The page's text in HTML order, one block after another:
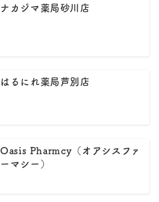
ナカジマ薬局砂川店
はるにれ薬局芦別店
Oasis Pharmcy（オアシスファ
ーマシー）